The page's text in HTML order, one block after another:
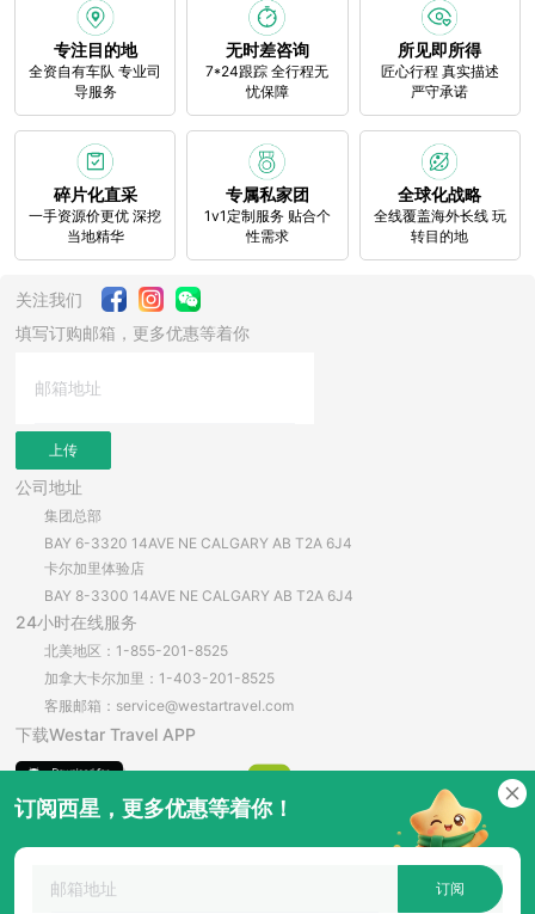
专注目的地
全资自有车队 专业司
导服务
无时差咨询
7*24跟踪 全行程无
忧保障
所见即所得
匠心行程 真实描述
严守承诺
碎片化直采
一手资源价更优 深挖
当地精华
专属私家团
1v1定制服务 贴合个
性需求
全球化战略
全线覆盖海外长线 玩
转目的地
关注我们
填写订购邮箱，更多优惠等着你
上传
公司地址
集团总部
BAY 6-3320 14AVE NE CALGARY AB T2A 6J4
卡尔加里体验店
BAY 8-3300 14AVE NE CALGARY AB T2A 6J4
24小时在线服务
北美地区：1-855-201-8525
加拿大卡尔加里：1-403-201-8525
客服邮箱：service@westartravel.com
下载Westar Travel APP
安卓直接下载
订阅西星，更多优惠等着你！
订阅